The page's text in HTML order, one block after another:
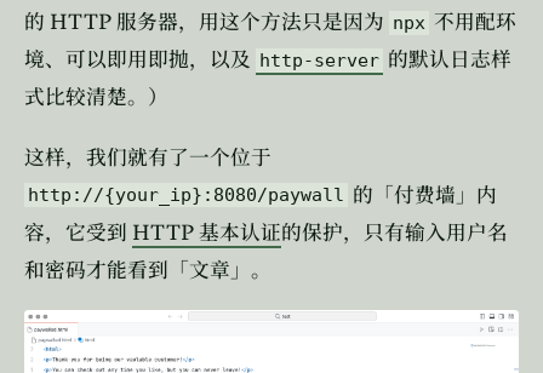
的 HTTP服务器，用这个方法只是因为 npx 不用配环
境、可以即用即抛，以及 http-server 的默认日志样
式比较清楚。）
这样，我们就有了一个位于
http://{your_ip}:8080/paywall 的「付费墙」内
容，它受到 HTTP基本认证的保护，只有输入用户名
和密码才能看到「文章」。